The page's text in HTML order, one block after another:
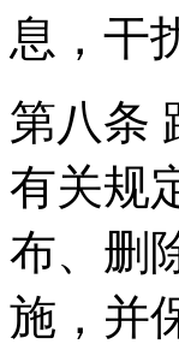
息，干
第八条
有关规
布、删
施，并